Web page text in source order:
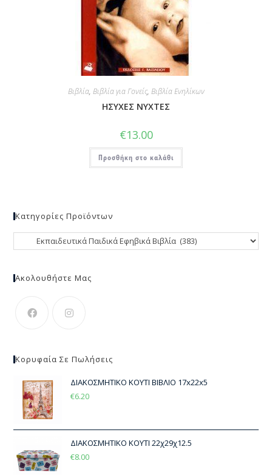
Βιβλία, Βιβλία για Γονείς, Βιβλία Ενηλίκων
ΗΣΥΧΕΣ ΝΥΧΤΕΣ
€13.00
Προσθήκη στο καλάθι
Κατηγορίες Προϊόντων
Ακολουθήστε Μας
Κορυφαία Σε Πωλήσεις
ΔΙΑΚΟΣΜΗΤΙΚΟ ΚΟΥΤΙ ΒΙΒΛΙΟ 17x22x5
€6.20
ΔΙΑΚΟΣΜΗΤΙΚΟ ΚΟΥΤΙ 22χ29χ12.5
€8.00